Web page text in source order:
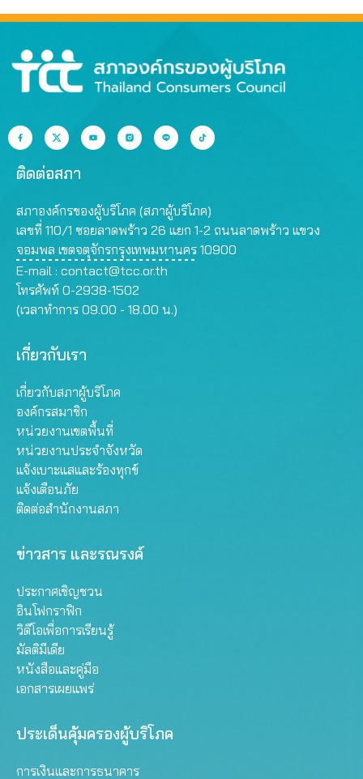
ติดต่อสภา
สภาองค์กรของผู้บริโภค (สภาผู้บริโภค)
เลขที่ 110/1 ซอยลาดพร้าว 26 แยก 1-2 ถนนลาดพร้าว แขวง
จอมพล เขตจตุจักรกรุงเทพมหานคร 10900
E-mail : contact@tcc.or.th
โทรศัพท์ 0-2938-1502
(เวลาทำการ 09.00 - 18.00 น.)
เกี่ยวกับเรา
เกี่ยวกับสภาผู้บริโภค
องค์กรสมาชิก
หน่วยงานเขตพื้นที่
หน่วยงานประจำจังหวัด
แจ้งเบาะแสและร้องทุกข์
แจ้งเตือนภัย
ติดต่อสำนักงานสภา
ข่าวสาร และรณรงค์
ประกาศเชิญชวน
อินโฟกราฟิก
วิดีโอเพื่อการเรียนรู้
มัลติมีเดีย
หนังสือและคู่มือ
เอกสารเผยแพร่
ประเด็นคุ้มครองผู้บริโภค
การเงินและการธนาคาร